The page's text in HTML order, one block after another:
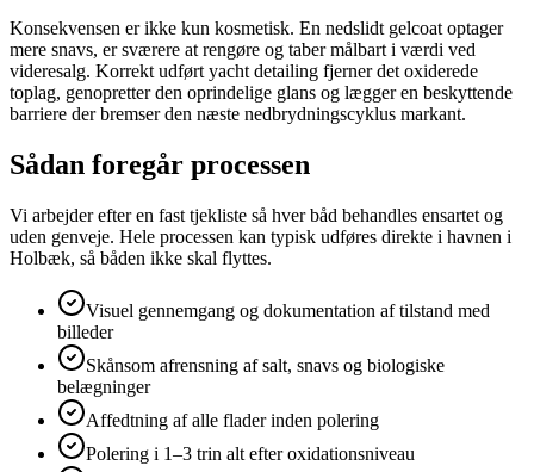
Konsekvensen er ikke kun kosmetisk. En nedslidt gelcoat optager
mere snavs, er sværere at rengøre og taber målbart i værdi ved
videresalg. Korrekt udført yacht detailing fjerner det oxiderede
toplag, genopretter den oprindelige glans og lægger en beskyttende
barriere der bremser den næste nedbrydningscyklus markant.
Sådan foregår processen
Vi arbejder efter en fast tjekliste så hver båd behandles ensartet og
uden genveje. Hele processen kan typisk udføres direkte i havnen i
Holbæk, så båden ikke skal flyttes.
Visuel gennemgang og dokumentation af tilstand med
billeder
Skånsom afrensning af salt, snavs og biologiske
belægninger
Affedtning af alle flader inden polering
Polering i 1–3 trin alt efter oxidationsniveau